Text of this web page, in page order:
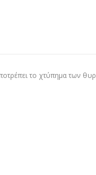
το χτύπημα των